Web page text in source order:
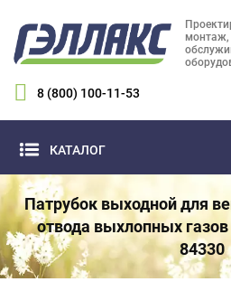
монтаж,
8 (800) 100-11-53
КАТАЛОГ
Патрубок выходной для
отвода выхлопных
84330